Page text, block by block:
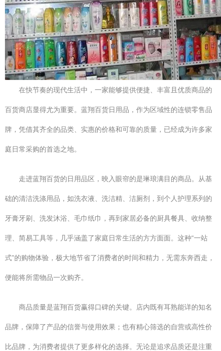
在快节奏的现代生活中，一家能够提供便捷、丰富且优质商品的
百货商店显得尤为重要。蓝翔百货日用品，作为区域性的连锁零售品
牌，凭借其齐全的品类、实惠的价格和可靠的质量，已经成为许多家
庭日常采购的首选之地。
走进蓝翔百货的日用品区，映入眼帘的是琳琅满目的商品。从基
础的清洁洗涤用品，如洗衣液、洗洁精、洁厕剂，到个人护理系列的
牙膏牙刷、洗发沐浴、毛巾纸巾，再到家居必备的厨具餐具、收纳整
理、简易工具等，几乎涵盖了家庭日常生活的方方面面。这种“一站
式”的购物体验，极大地节省了消费者的时间和精力，无需东奔西走，
便能将所需物品一次购齐。
商品质量是蓝翔百货赢得口碑的关键。店内既有耳熟能详的知名
品牌，保障了产品的信誉与使用效果；也有精心筛选的自营或高性价
比品牌，为消费者提供了更多样化的选择。无论是追求品质还是注重